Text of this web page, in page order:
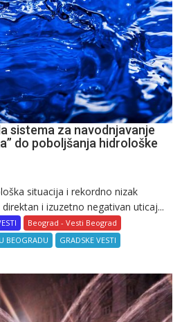
sistema za navodnjavanje
do poboljšanja hidrološke
situacija i rekordno nizak
i izuzetno negativan uticaj...
Beograd - Vesti Beograd
BEOGRADU
GRADSKE VESTI